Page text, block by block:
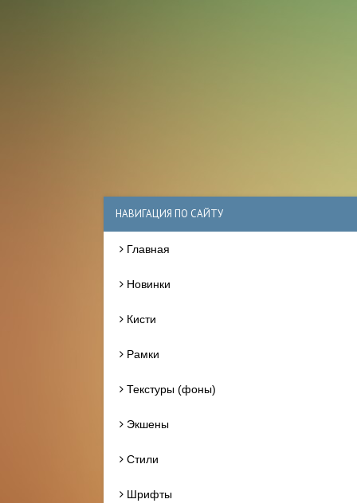
НАВИГАЦИЯ ПО САЙТУ
Главная
Новинки
Кисти
Рамки
Текстуры (фоны)
Экшены
Стили
Шрифты